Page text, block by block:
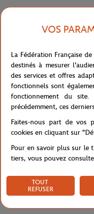
Caractéristiques
Livraison et
VOS
La Fédération Française
destinés à mesurer
des services et offres
fonctionnels sont
fonctionnement du site.
précédemment, ces
Faites-nous part de vos
cookies en cliquant sur
Pour en savoir plus sur le
tiers, vous pouvez
TOUT
REFUSER